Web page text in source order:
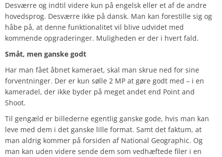
Desværre og indtil videre kun på engelsk eller et af de andre
hovedsprog. Desværre ikke på dansk. Man kan forestille sig og
håbe på, at denne funktionalitet vil blive udvidet med
kommende opgraderinger. Muligheden er der i hvert fald.
Småt, men ganske godt
Har man fået åbnet kameraet, skal man skrue ned for sine
forventninger. Der er kun sølle 2 MP at gøre godt med – i en
kameradel, der ikke byder på meget andet end Point and
Shoot.
Til gengæld er billederne egentlig ganske gode, hvis man kan
leve med dem i det ganske lille format. Samt det faktum, at
man aldrig kommer på forsiden af National Geographic. Og
man kan uden videre sende dem som vedhæftede filer i en